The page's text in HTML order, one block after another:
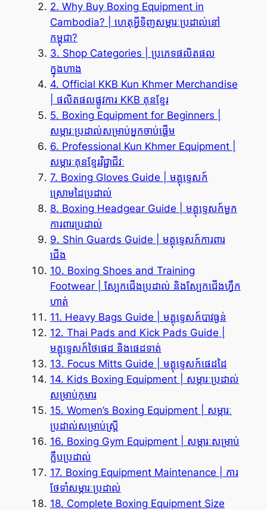
2. Why Buy Boxing Equipment in
Cambodia? | ហេតុអ្វីទិញសម្ភារៈប្រដាល់នៅ
កម្ពុជា?
3. Shop Categories | ប្រភេទផលិតផល
ក្នុងហាង
4. Official KKB Kun Khmer Merchandise
| ផលិតផលផ្លូវការ KKB គុនខ្មែរ
5. Boxing Equipment for Beginners |
សម្ភារៈប្រដាល់សម្រាប់អ្នកចាប់ផ្តើម
6. Professional Kun Khmer Equipment |
សម្ភារៈគុនខ្មែរវិជ្ជាជីវៈ
7. Boxing Gloves Guide | មគ្គុទ្ទេសក៍
ស្រោមដៃប្រដាល់
8. Boxing Headgear Guide | មគ្គុទ្ទេសក៍មួក
ការពារប្រដាល់
9. Shin Guards Guide | មគ្គុទ្ទេសក៍ការពារ
ជើង
10. Boxing Shoes and Training
Footwear | ស្បែកជើងប្រដាល់ និងស្បែកជើងហ្វឹក
ហាត់
11. Heavy Bags Guide | មគ្គុទ្ទេសក៍បាវធ្ងន់
12. Thai Pads and Kick Pads Guide |
មគ្គុទ្ទេសក៍ថៃផេដ និងផេដទាត់
13. Focus Mitts Guide | មគ្គុទ្ទេសក៍ផេដដៃ
14. Kids Boxing Equipment | សម្ភារៈប្រដាល់
សម្រាប់កុមារ
15. Women’s Boxing Equipment | សម្ភារៈ
ប្រដាល់សម្រាប់ស្ត្រី
16. Boxing Gym Equipment | សម្ភារៈសម្រាប់
ក្លឹបប្រដាល់
17. Boxing Equipment Maintenance | ការ
ថែទាំសម្ភារៈប្រដាល់
18. Complete Boxing Equipment Size